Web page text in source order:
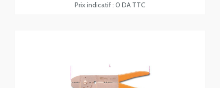
Prix indicatif : 0 DA TTC